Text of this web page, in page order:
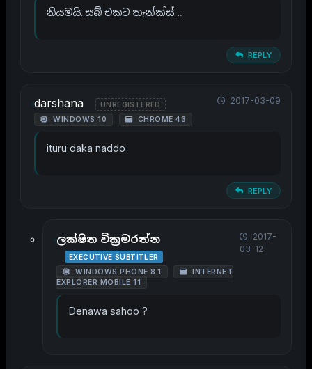
නියමයි..සබ් එකට තැන්ක්ස්…
REPLY
darshana UNREGISTERED
WINDOWS 10 CHROME 43
2017-03-09
ituru daka naddo
REPLY
ලක්ෂිත වික්‍රමරත්න
EXECUTIVE SUBTITLER
WINDOWS PHONE 8.1
INTERNET
EXPLORER MOBILE 11
2017-
03-12
Denawa sahoo ?